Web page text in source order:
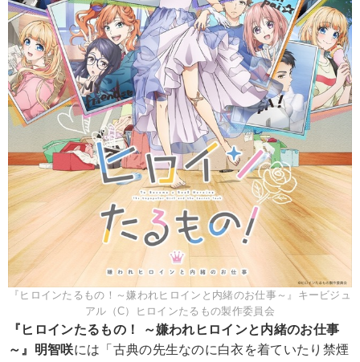
『ヒロインたるもの！～嫌われヒロインと内緒のお仕事～』キービジュ
アル（C）ヒロインたるもの製作委員会
『ヒロインたるもの！ ～嫌われヒロインと内緒のお仕事
～』明智咲には「古典の先生なのに白衣を着ていたり禁煙